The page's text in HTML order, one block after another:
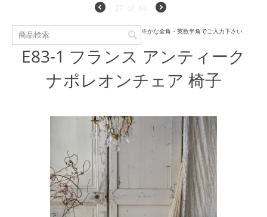
27 of 64
※かな全角・英数半角でご入力下さい
E83-1 フランス アンティーク
ナポレオンチェア 椅子